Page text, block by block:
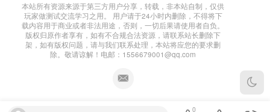
本站所有资源来源于第三方用户分享，转载，非本站自制，仅供
玩家做测试交流学习之用。 用户请于24小时内删除，不得将下
载内容用于商业或者非法用途，否则，一切后果请使用者自负。
版权归原作者享有，如有不合规合法资源，请联系站长删除下
架，如有版权问题，请与我们联系处理，本站将应您的要求删
除。敬请谅解！电邮：1556679001@qq.com
0